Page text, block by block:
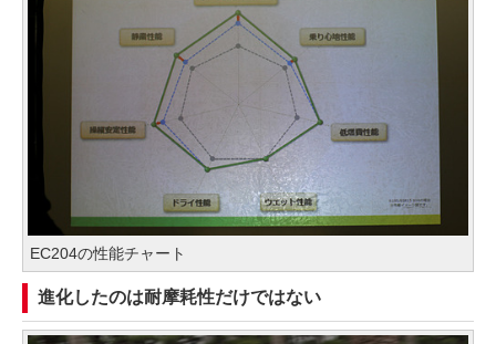
EC204の性能チャート
進化したのは耐摩耗性だけではない